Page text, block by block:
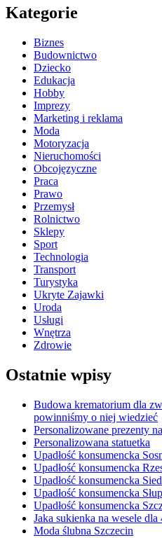
Kategorie
Biznes
Budownictwo
Dziecko
Edukacja
Hobby
Imprezy
Marketing i reklama
Moda
Motoryzacja
Nieruchomości
Obcojęzyczne
Praca
Prawo
Przemysł
Rolnictwo
Sklepy
Sport
Technologia
Transport
Turystyka
Ukryte Zajawki
Uroda
Usługi
Wnętrza
Zdrowie
Ostatnie wpisy
Budowa krematorium dla
powinniśmy o niej wiedzieć
Personalizowane prezenty
Personalizowana statuetka
Upadłość konsumencka
Upadłość konsumencka
Upadłość konsumencka
Upadłość konsumencka
Upadłość konsumencka
Jaka sukienka na wesele dla
Moda ślubna Szczecin